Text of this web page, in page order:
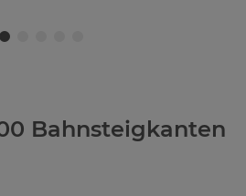
Bahnsteigkanten